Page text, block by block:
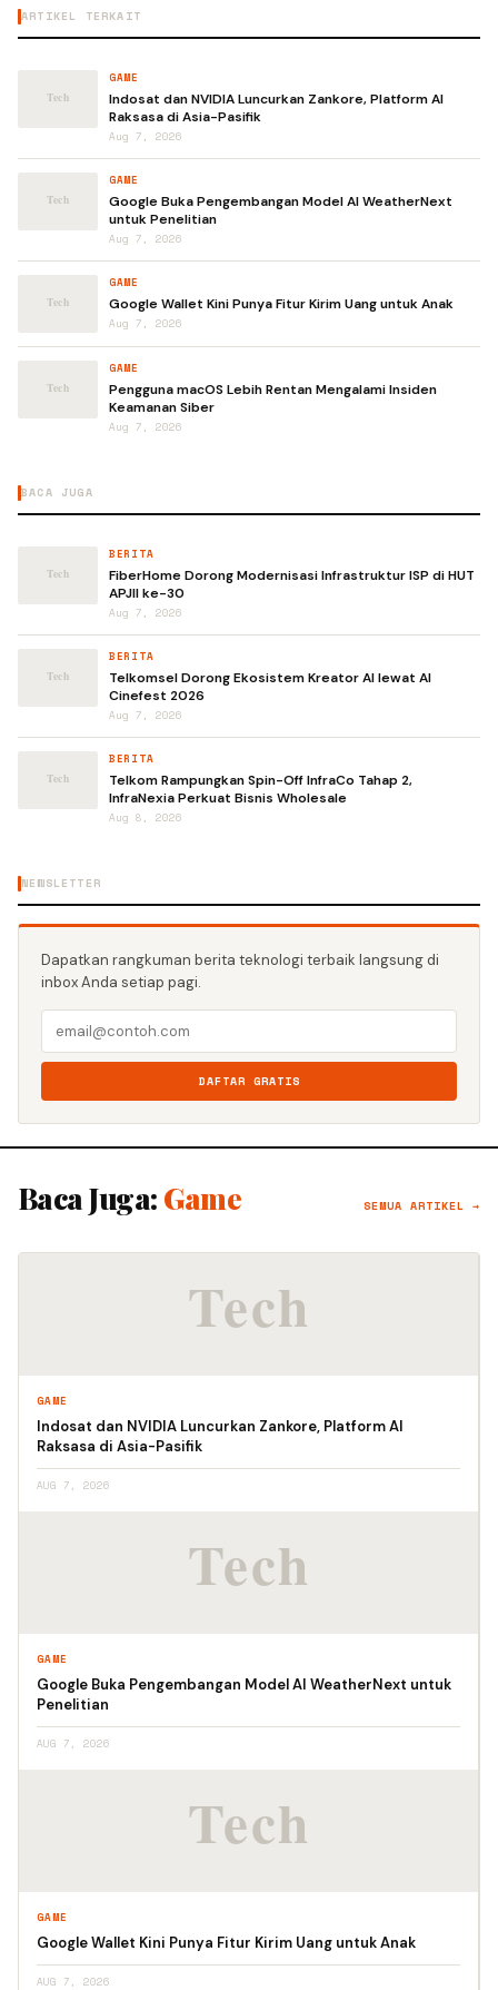
ARTIKEL TERKAIT
GAME
Indosat dan NVIDIA Luncurkan Zankore, Platform AI
Raksasa di Asia-Pasifik
Aug 7, 2026
GAME
Google Buka Pengembangan Model AI WeatherNext
untuk Penelitian
Aug 7, 2026
GAME
Google Wallet Kini Punya Fitur Kirim Uang untuk Anak
Aug 7, 2026
GAME
Pengguna macOS Lebih Rentan Mengalami Insiden
Keamanan Siber
Aug 7, 2026
BACA JUGA
BERITA
FiberHome Dorong Modernisasi Infrastruktur ISP di HUT
APJII ke-30
Aug 7, 2026
BERITA
Telkomsel Dorong Ekosistem Kreator AI lewat AI
Cinefest 2026
Aug 7, 2026
BERITA
Telkom Rampungkan Spin-Off InfraCo Tahap 2,
InfraNexia Perkuat Bisnis Wholesale
Aug 8, 2026
NEWSLETTER
Dapatkan rangkuman berita teknologi terbaik langsung di
inbox Anda setiap pagi.
DAFTAR GRATIS
Baca Juga: Game SEMUA ARTIKEL →
GAME
Indosat dan NVIDIA Luncurkan Zankore, Platform AI
Raksasa di Asia-Pasifik
AUG 7, 2026
GAME
Google Buka Pengembangan Model AI WeatherNext untuk
Penelitian
AUG 7, 2026
GAME
Google Wallet Kini Punya Fitur Kirim Uang untuk Anak
AUG 7, 2026